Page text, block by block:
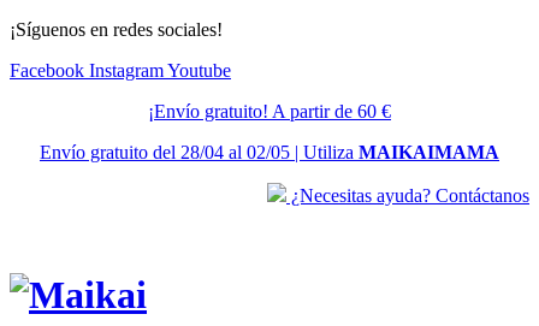
¡Síguenos en redes sociales!
Facebook InstagramYoutube
¡Envío gratuito! A partir de 60 €
Envío gratuito del 28/04 al 02/05 | Utiliza MAIKAIMAMA
¿Necesitas ayuda? Contáctanos